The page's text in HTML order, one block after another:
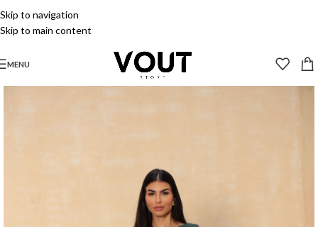
Skip to navigation
Skip to main content
MENU